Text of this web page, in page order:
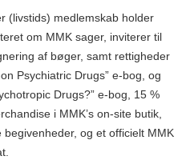
(livstids) medlemskab holder
om MMK sager, inviterer til
af bøger, samt rettigheder
Psychiatric Drugs” e-bog, og
Drugs?” e-bog, 15 %
i MMK’s on-site butik,
og et officielt MMK